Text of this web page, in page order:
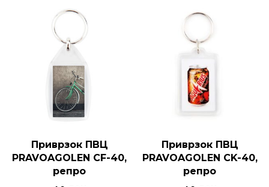
Приврзок ПВЦ
PRAVOAGOLEN CF-40,
репро
Приврзок ПВЦ
PRAVOAGOLEN CK-40,
репро